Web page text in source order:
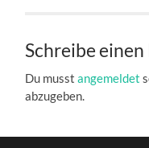
Schreibe
Du musstangemeldet
abzugeben.